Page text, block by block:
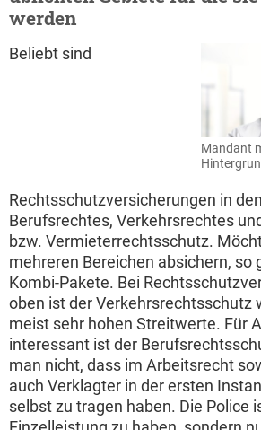
werden
Mandant
Beliebt sind
Rechtsschutzversicherungen in
Berufsrechtes, Verkehrsrechtes
bzw. Vermieterrechtsschutz.
mehreren Bereichen absichern, so
Kombi-Pakete. Bei
oben ist der Verkehrsrechtsschutz
meist sehr hohen Streitwerte. Für
interessant ist der
man nicht, dass im Arbeitsrecht
auch Verklagter in der ersten
selbst zu tragen haben. Die Police